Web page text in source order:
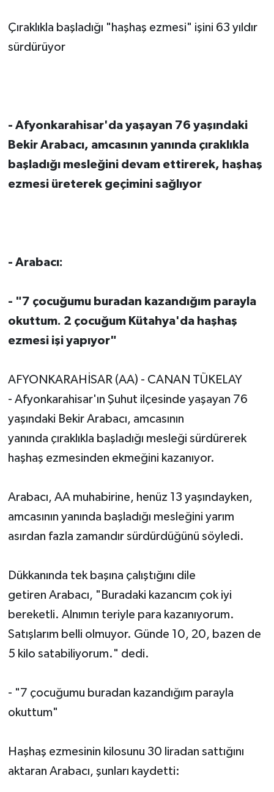
Çıraklıkla başladığı "haşhaş ezmesi" işini 63 yıldır
sürdürüyor
- Afyonkarahisar'da yaşayan 76 yaşındaki
Bekir Arabacı, amcasının yanında çıraklıkla
başladığı mesleğini devam ettirerek, haşhaş
ezmesi üreterek geçimini sağlıyor
- Arabacı:
- "7 çocuğumu buradan kazandığım parayla
okuttum. 2 çocuğum Kütahya'da haşhaş
ezmesi işi yapıyor"
AFYONKARAHİSAR (AA) - CANAN TÜKELAY
- Afyonkarahisar'ın Şuhut ilçesinde yaşayan 76
yaşındaki Bekir Arabacı, amcasının
yanında çıraklıkla başladığı mesleği sürdürerek
haşhaş ezmesinden ekmeğini kazanıyor.
Arabacı, AA muhabirine, henüz 13 yaşındayken,
amcasının yanında başladığı mesleğini yarım
asırdan fazla zamandır sürdürdüğünü söyledi.
Dükkanında tek başına çalıştığını dile
getiren Arabacı, "Buradaki kazancım çok iyi
bereketli. Alnımın teriyle para kazanıyorum.
Satışlarım belli olmuyor. Günde 10, 20, bazen de
5 kilo satabiliyorum." dedi.
- "7 çocuğumu buradan kazandığım parayla
okuttum"
Haşhaş ezmesinin kilosunu 30 liradan sattığını
aktaran Arabacı, şunları kaydetti: